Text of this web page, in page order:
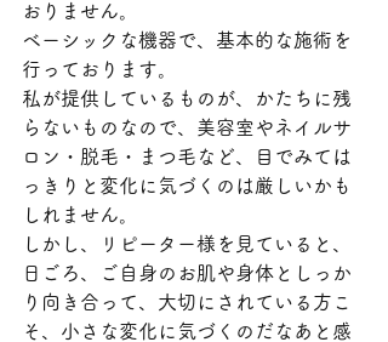
おりません。
ベーシックな機器で、基本的な施術を
行っております。
私が提供しているものが、かたちに残
らないものなので、美容室やネイルサ
ロン・脱毛・まつ毛など、目でみては
っきりと変化に気づくのは厳しいかも
しれません。
しかし、リピーター様を見ていると、
日ごろ、ご自身のお肌や身体としっか
り向き合って、大切にされている方こ
そ、小さな変化に気づくのだなあと感